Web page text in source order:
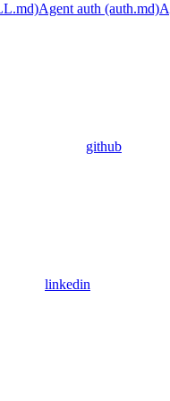
Agent auth (auth.md)
github
linkedin